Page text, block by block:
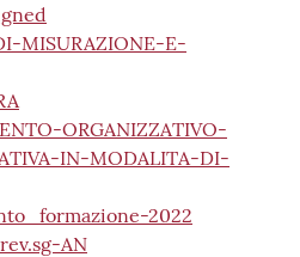
MISURAZIONE-E-
ORGANIZZATIVO-
IN-MODALITA-DI-
2022
AN